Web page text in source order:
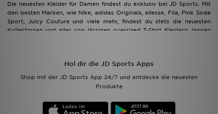
Die neuesten Kleider für Damen findest du exklusiv bei JD Sports. Mit
den besten Marken, wie Nike, adidas Originals, ellesse, Fila, Pink Soda
Sport, Juicy Couture und viele mehr, findest du stets die neuesten
Kollektionen und alles von lässigen oversized T-Shirt Kleidern, langen
unseren Instagram Account auf @jdfrauen für mehr Inspiration und die
heißesten Looks.
Hol dir die JD Sports Apps
Shop mit der JD Sports App 24/7 und entdecke die neuesten
Produkte